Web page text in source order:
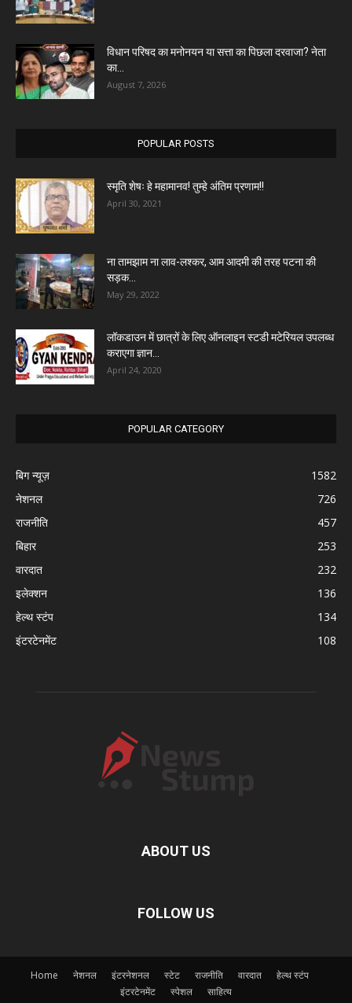
विधान परिषद का मनोनयन या सत्ता का पिछला दरवाजा? नेता
का...
August 7, 2026
POPULAR POSTS
स्मृति शेषः हे महामानव! तुम्हे अंतिम प्रणाम!!
April 30, 2021
ना तामझाम ना लाव-लश्कर, आम आदमी की तरह पटना की
सड़क...
May 29, 2022
लॉकडाउन में छात्रों के लिए ऑनलाइन स्टडी मटेरियल उपलब्ध
कराएगा ज्ञान...
April 24, 2020
POPULAR CATEGORY
बिग न्यूज़
1582
नेशनल
726
राजनीति
457
बिहार
253
वारदात
232
इलेक्शन
136
हेल्थ स्टंप
134
इंटरटेनमेंट
108
ABOUT US
FOLLOW US
Home नेशनल इंटरनेशनल स्टेट राजनीति वारदात
हेल्थ स्टंप
इंटरटेनमेंट
स्पेशल साहित्य